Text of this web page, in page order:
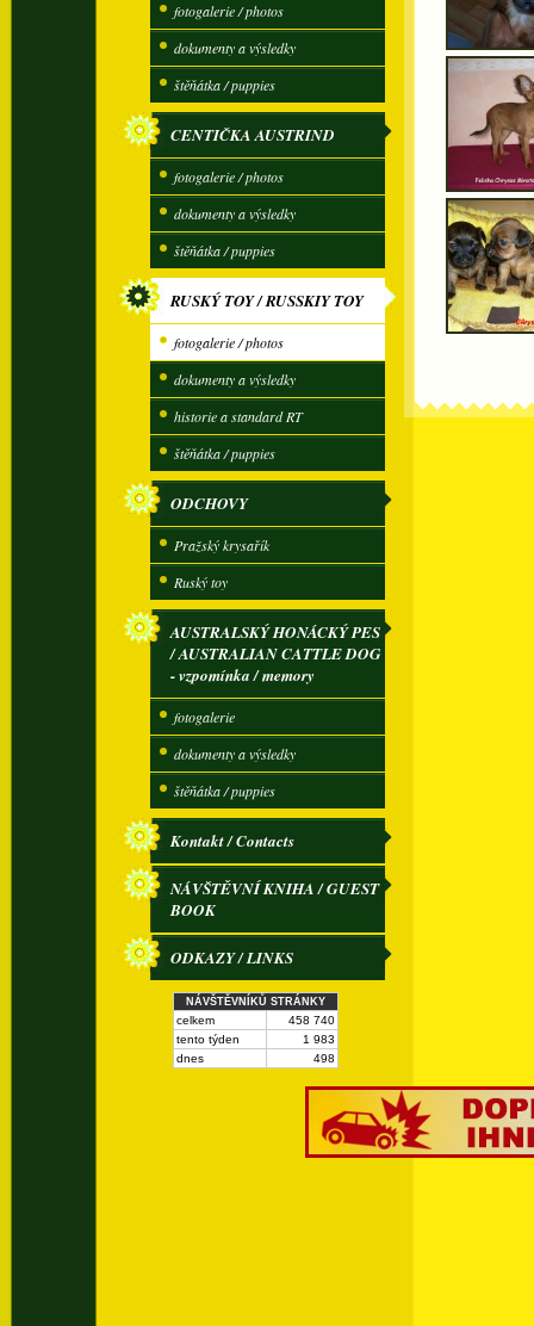
fotogalerie / photos
dokumenty a výsledky
štěňátka / puppies
CENTIČKA AUSTRIND
fotogalerie / photos
dokumenty a výsledky
štěňátka / puppies
RUSKÝ TOY / RUSSKIY TOY
fotogalerie / photos
dokumenty a výsledky
historie a standard RT
štěňátka / puppies
ODCHOVY
Pražský krysařík
Ruský toy
AUSTRALSKÝ HONÁCKÝ PES
/ AUSTRALIAN CATTLE DOG
- vzpomínka / memory
fotogalerie
dokumenty a výsledky
štěňátka / puppies
Kontakt / Contacts
NÁVŠTĚVNÍ KNIHA / GUEST
BOOK
ODKAZY / LINKS
NÁVŠTĚVNÍKŮ STRÁNKY
celkem
458 740
tento týden
1 983
dnes
498